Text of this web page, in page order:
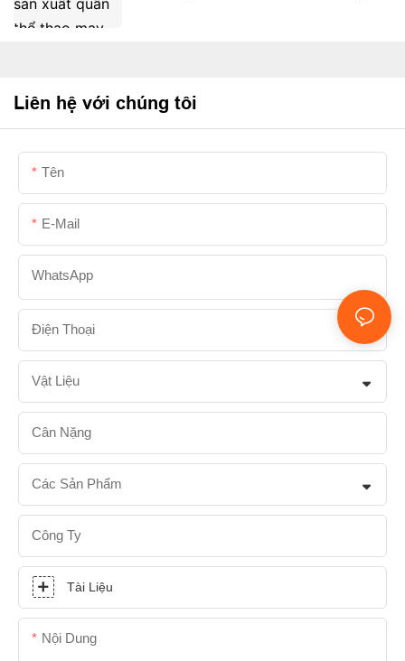
Liên hệ với chúng tôi
Tên
E-Mail
WhatsApp
Điện Thoại
Vật Liệu
Cân Nặng
Các Sản Phẩm
Công Ty
Tài Liệu
Nội Dung